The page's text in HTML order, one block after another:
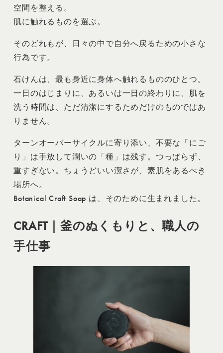
空間を整える。
肌に触れるものを選ぶ。
そのどれもが、日々の中で自分へ戻るための小さな
行為です。
石けんは、最も身近に身体へ触れるもののひとつ。
一日のはじまりに、あるいは一日の終わりに、肌を
洗う時間は、ただ清潔にするためだけのものではあ
りません。
ターンオーバーサイクルに寄り添い、不要な「にご
り」は手放して潤いの「種」は残す。つっぱらず、
重すぎない。ちょうどいい潔さが、素肌をあるべき
場所へ。
Botanical Craft Soap は、そのために生まれました。
CRAFT｜釜のぬくもりと、職人の
手仕事